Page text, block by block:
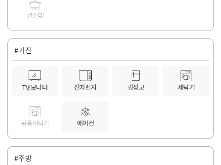
건조대
#가전
TV/모니터 전자렌지 냉장고 세탁기
공용세탁기 에어컨
#주방